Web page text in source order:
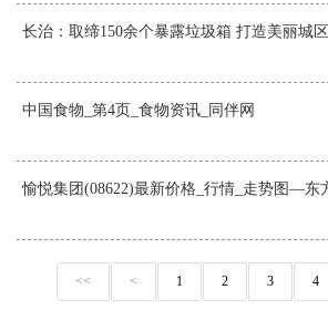
长治：取缔150余个暴露垃圾箱 打造美丽城区
中国食物_第4页_食物资讯_同伴网
<< < 1 2 3 4